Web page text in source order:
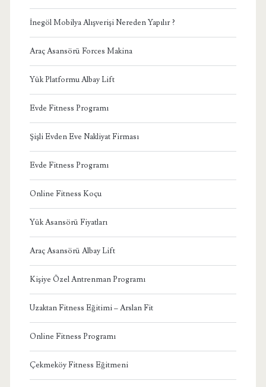
İnegöl Mobilya Alışverişi Nereden Yapılır ?
Araç Asansörü Forces Makina
Yük Platformu Albay Lift
Evde Fitness Programı
Şişli Evden Eve Nakliyat Firması
Evde Fitness Programı
Online Fitness Koçu
Yük Asansörü Fiyatları
Araç Asansörü Albay Lift
Kişiye Özel Antrenman Programı
Uzaktan Fitness Eğitimi – Arslan Fit
Online Fitness Programı
Çekmeköy Fitness Eğitmeni